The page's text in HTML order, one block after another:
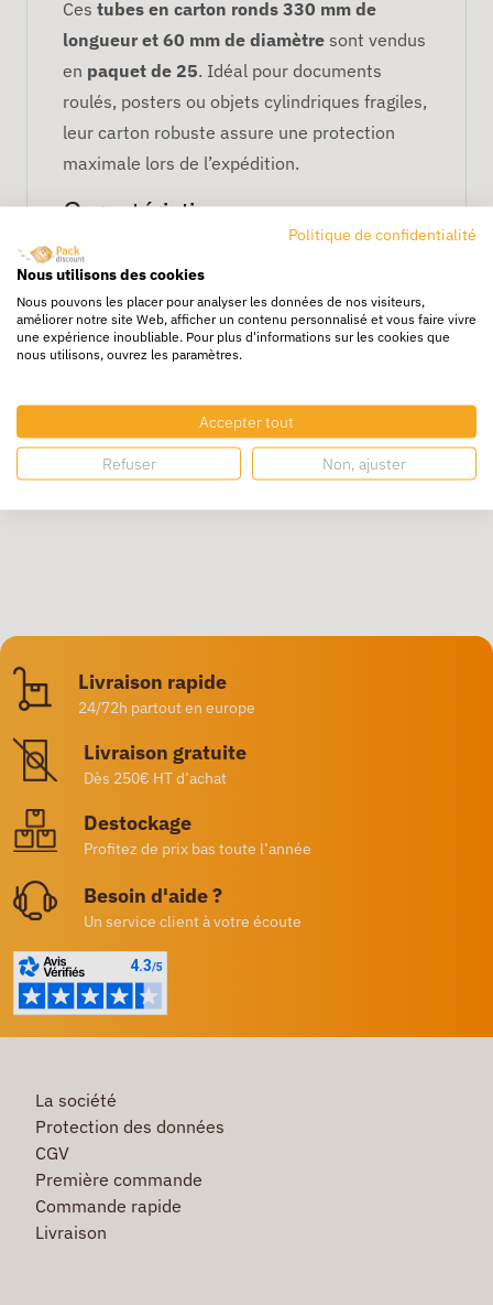
Ces tubes en carton ronds 330 mm de
longueur et 60 mm de diamètre sont vendus
en paquet de 25. Idéal pour documents
roulés, posters ou objets cylindriques fragiles,
leur carton robuste assure une protection
maximale lors de l’expédition.
Caractéristiques
Protection optimale contre chocs et
pliures
Paquet de 25 unités pour un
Parfait pour envois professionnels et e-
commerce
Livraison rapide
24/72h partout en europe
Livraison gratuite
Dès 250€ HT d’achat
Destockage
Profitez de prix bas toute l’année
Besoin d'aide ?
Un service client à votre écoute
La société
Protection des données
CGV
Première commande
Commande rapide
Livraison
Politique de confidentialité
Nous utilisons des cookies
Nous pouvons les placer pour analyser les données de nos visiteurs,
améliorer notre site Web, afficher un contenu personnalisé et vous faire vivre
une expérience inoubliable. Pour plus d'informations sur les cookies que
nous utilisons, ouvrez les paramètres.
Accepter tout
Refuser Non, ajuster